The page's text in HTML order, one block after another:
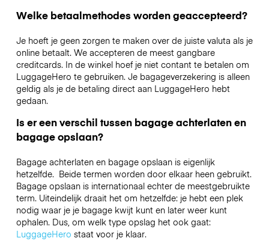
Welke betaalmethodes worden geaccepteerd?
Je hoeft je geen zorgen te maken over de juiste valuta als je
online betaalt. We accepteren de meest gangbare
creditcards. In de winkel hoef je niet contant te betalen om
LuggageHero te gebruiken. Je bagageverzekering is alleen
geldig als je de betaling direct aan LuggageHero hebt
gedaan.
Is er een verschil tussen bagage achterlaten en
bagage opslaan?
Bagage achterlaten en bagage opslaan is eigenlijk
hetzelfde. Beide termen worden door elkaar heen gebruikt.
Bagage opslaan is internationaal echter de meestgebruikte
term. Uiteindelijk draait het om hetzelfde: je hebt een plek
nodig waar je je bagage kwijt kunt en later weer kunt
ophalen. Dus, om welk type opslag het ook gaat:
LuggageHero staat voor je klaar.